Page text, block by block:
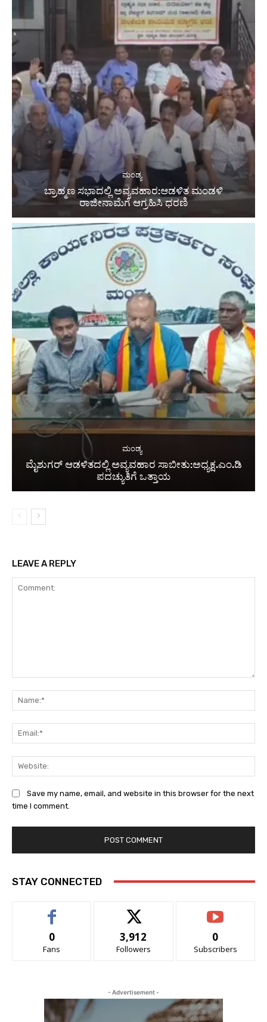
ಮಂಡ್ಯ
ಬ್ರಾಹ್ಮಣ ಸಭಾದಲ್ಲಿ ಅವ್ಯವಹಾರ:ಆಡಳಿತ ಮಂಡಳಿ
ರಾಜೀನಾಮೆಗೆ ಆಗ್ರಹಿಸಿ ಧರಣಿ
ಮಂಡ್ಯ
ಮೈಶುಗರ್ ಆಡಳಿತದಲ್ಲಿ ಅವ್ಯವಹಾರ ಸಾಬೀತು:ಅಧ್ಯಕ್ಷ.ಎಂ.ಡಿ
ಪದಚ್ಯುತಿಗೆ ಒತ್ತಾಯ
LEAVE A REPLY
Save my name, email, and website in this browser for the next
time I comment.
STAY CONNECTED
0
Fans
3,912
Followers
0
Subscribers
- Advertisement -